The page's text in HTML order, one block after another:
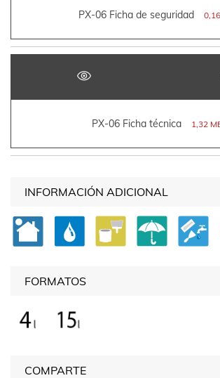
PX-06 Ficha de seguridad
PX-06 Ficha técnica 1,32
INFORMACIÓN ADICIONAL
FORMATOS
COMPARTE